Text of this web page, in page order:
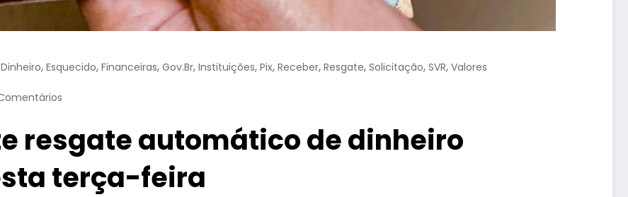
Dinheiro, Esquecido, Financeiras, Gov.br, Instituições, Pix, Receber, Resgate, Solicitação, SVR, Valores
resgate automático de dinheiro
terça-feira